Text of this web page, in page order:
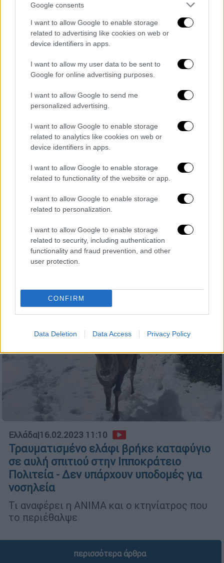
Google consents
I want to allow Google to enable storage
related to advertising like cookies on web or
device identifiers in apps.
I want to allow my user data to be sent to
Google for online advertising purposes.
I want to allow Google to send me
personalized advertising.
I want to allow Google to enable storage
related to analytics like cookies on web or
device identifiers in apps.
I want to allow Google to enable storage
related to functionality of the website or app.
I want to allow Google to enable storage
related to personalization.
I want to allow Google to enable storage
related to security, including authentication
functionality and fraud prevention, and other
user protection.
CONFIRM
Data Deletion Data Access Privacy Policy
Ελλάδα|04.07.2023 20:16
κινητοποίηση Αστυνομίας και
εθελοντών για τον εντοπισμό 58χρονου
Συναγερμός έχει σημάνει στις Αρχές για τον
εντοπισμό 58χρονου που εξαφανίστηκε
στην περιοχή της Αγίας Τριάδας στην
Ιπποκράτειο Πολιτεία της Δημοτικής
Ενότητας Αφιδνών του Δήμου Ωρωπού.
Ελλάδα|16.02.2023 11:10
Τραυματισμένο ελάφι βρήκε καταφύγιο
σε αυλή σπιτιού στην Ιπποκράτειο
Πολιτεία - Δεν υπάρχουν υποδομές για
νοσηλεία
Τι αναφέρει η ΑΝΙΜΑ και ο κτηνίατρος που
το περιέθαλψε
περισσότερα άρθρα